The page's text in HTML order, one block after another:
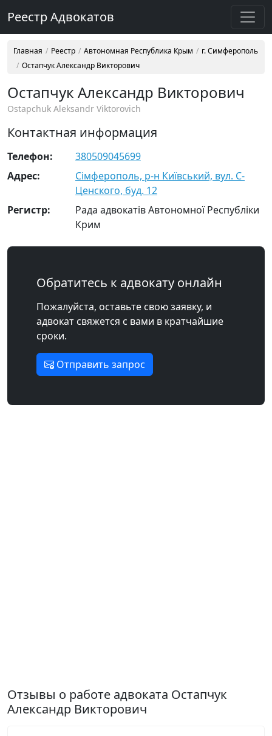
Реестр Адвокатов
Главная Реестр Автономная Республика Крым
г. Симферополь
Остапчук Александр Викторович
Остапчук Александр Викторович
Ostapchuk Aleksandr Viktorovich
Контактная информация
Телефон:
380509045699
Адрес:
Сімферополь, р-н Київський, вул. С-
Ценского, буд. 12
Регистр:
Рада адвокатів Автономної Республіки
Крим
Обратитесь к адвокату онлайн
Пожалуйста, оставьте свою заявку, и
адвокат свяжется с вами в кратчайшие
сроки.
Отправить запрос
Отзывы о работе адвоката Остапчук
Александр Викторович